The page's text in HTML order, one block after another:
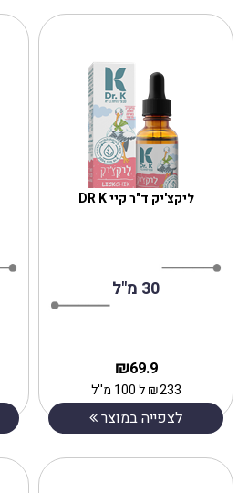
ליקצ'יק ד"ר קיי DR K
30 מ"ל
69.9
₪
233
₪ל 100 מ''ל
לצפייה במוצר